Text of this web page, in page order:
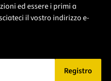
ed essere i primi a
il vostro indirizzo e-
Registro